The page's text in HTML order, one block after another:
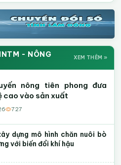
- NÔNG XEM THÊM »
nông tiên phong đưa
cao vào sản xuất
727
dựng mô hình chăn nuôi bò
với biến đổi khí hậu